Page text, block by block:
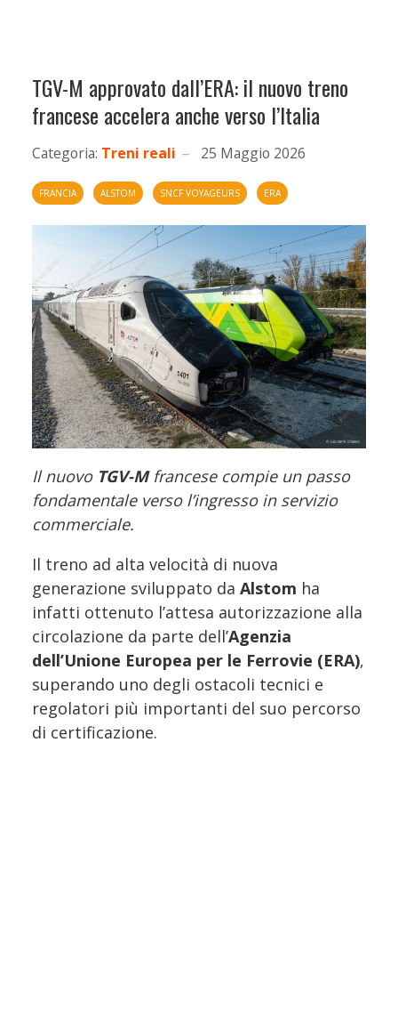
TGV-M approvato dall’ERA: il nuovo treno
francese accelera anche verso l’Italia
Categoria: Treni reali 25 Maggio 2026
FRANCIA ALSTOM SNCF VOYAGEURS ERA
Il nuovo TGV-Mfrancese compie un passo
fondamentale verso l’ingresso in servizio
commerciale.
Il treno ad alta velocità di nuova
generazione sviluppato da Alstom ha
infatti ottenuto l’attesa autorizzazione alla
circolazione da parte dell’Agenzia
dell’Unione Europea per le Ferrovie (ERA),
superando uno degli ostacoli tecnici e
regolatori più importanti del suo percorso
di certificazione.